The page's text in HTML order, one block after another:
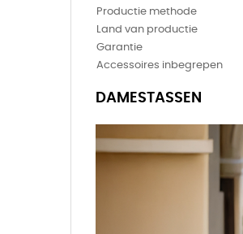
Productie methode
Land van productie
Garantie
Accessoires inbegrepen
DAMESTASSEN